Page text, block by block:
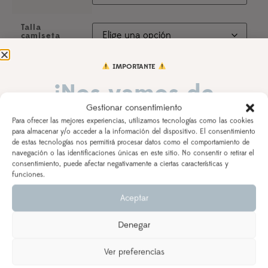
Gestionar consentimiento
Para ofrecer las mejores experiencias, utilizamos tecnologías como las cookies
para almacenar y/o acceder a la información del dispositivo. El consentimiento
de estas tecnologías nos permitirá procesar datos como el comportamiento de
navegación o las identificaciones únicas en este sitio. No consentir o retirar el
consentimiento, puede afectar negativamente a ciertas características y
funciones.
Aceptar
Denegar
Ver preferencias
Talla
camiseta
Nombre del peque Indica el nombre de tu peque para la personalización
Fecha cumple Indica el día del cumpleaños de tu peque
IMPORTANTE
¡Nos vamos de
vacaciones!
DEL 3 AL 21 DE AGOSTO
Los pedidos realizados a partir del 28 de julio
saldrán,
según orden de entrada y tiempo de procesamiento
(indicado en la descripción del producto), a partir del
24 de agosto.
Se priorizarán aquellos realizados con ENVÍO